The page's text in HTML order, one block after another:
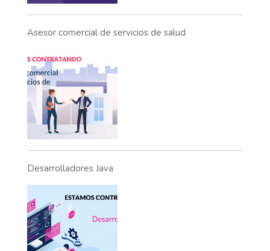
Asesor comercial de servicios de salud
Desarrolladores Java